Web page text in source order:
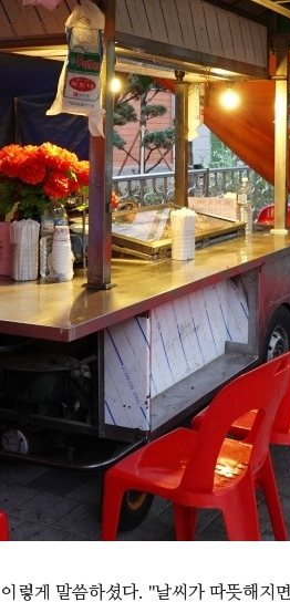
렇게 말씀하셨다. "날씨가 따뜻해지